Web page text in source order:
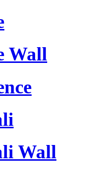
Wall
Wall